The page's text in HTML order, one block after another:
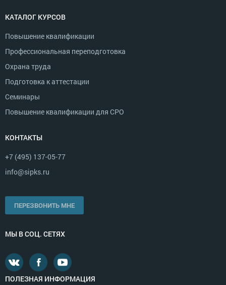
КАТАЛОГ КУРСОВ
Повышение квалификации
Профессиональная переподготовка
Охрана труда
Подготовка к аттестации
Семинары
Повышение квалификации для СРО
КОНТАКТЫ
+7 (495) 137-05-77
info@sipks.ru
ПЕРЕЗВОНИТЬ МНЕ
МЫ В СОЦ. СЕТЯХ
ПОЛЕЗНАЯ ИНФОРМАЦИЯ